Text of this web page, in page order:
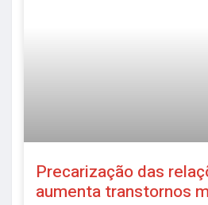
Precarização das
aumenta transtornos